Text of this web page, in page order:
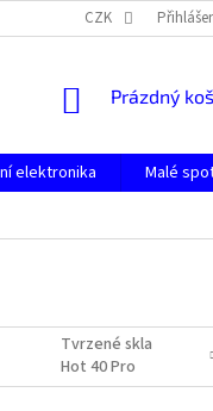
ÚDAJŮ CZK
NÁKUPNÍ
Prázdný
elektronika Malé
Tvrzené skla
Hot 40 Pro